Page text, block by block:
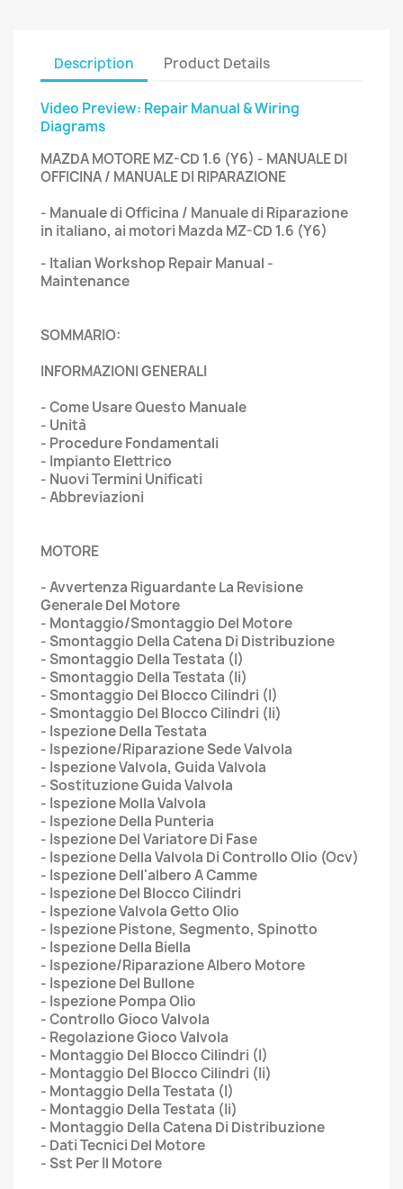
Description Product Details
Video Preview: Repair Manual & Wiring
Diagrams
MAZDA MOTORE MZ-CD 1.6 (Y6) - MANUALE DI
OFFICINA / MANUALE DI RIPARAZIONE
- Manuale di Officina / Manuale di Riparazione
in italiano, ai motori Mazda MZ-CD 1.6 (Y6)
- Italian Workshop Repair Manual -
Maintenance
SOMMARIO:
INFORMAZIONI GENERALI
- Come Usare Questo Manuale
- Unità
- Procedure Fondamentali
- Impianto Elettrico
- Nuovi Termini Unificati
- Abbreviazioni
MOTORE
- Avvertenza Riguardante La Revisione
Generale Del Motore
- Montaggio/Smontaggio Del Motore
- Smontaggio Della Catena Di Distribuzione
- Smontaggio Della Testata (I)
- Smontaggio Della Testata (Ii)
- Smontaggio Del Blocco Cilindri (I)
- Smontaggio Del Blocco Cilindri (Ii)
- Ispezione Della Testata
- Ispezione/Riparazione Sede Valvola
- Ispezione Valvola, Guida Valvola
- Sostituzione Guida Valvola
- Ispezione Molla Valvola
- Ispezione Della Punteria
- Ispezione Del Variatore Di Fase
- Ispezione Della Valvola Di Controllo Olio (Ocv)
- Ispezione Dell'albero A Camme
- Ispezione Del Blocco Cilindri
- Ispezione Valvola Getto Olio
- Ispezione Pistone, Segmento, Spinotto
- Ispezione Della Biella
- Ispezione/Riparazione Albero Motore
- Ispezione Del Bullone
- Ispezione Pompa Olio
- Controllo Gioco Valvola
- Regolazione Gioco Valvola
- Montaggio Del Blocco Cilindri (I)
- Montaggio Del Blocco Cilindri (Ii)
- Montaggio Della Testata (I)
- Montaggio Della Testata (Ii)
- Montaggio Della Catena Di Distribuzione
- Dati Tecnici Del Motore
- Sst Per Il Motore